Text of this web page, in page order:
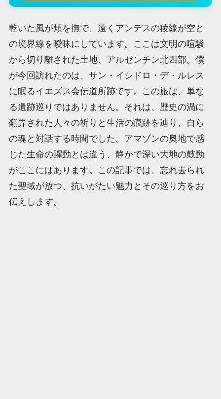
乾いた風が頬を撫で、遠くアンデスの稜線が空と
の境界線を曖昧にしています。ここは文明の喧騒
から切り離された土地、アルゼンチン北西部。僕
が今回訪れたのは、サン・イシドロ・デ・ルレス
に眠るイエズス会伝道所跡です。この旅は、単な
る遺跡巡りではありません。それは、歴史の渦に
翻弄された人々の祈りと生活の痕跡を辿り、自ら
の魂と対話する時間でした。アマゾンの奥地で感
じた生命の躍動とは違う、静かで深い大地の鼓動
がここにはあります。この記事では、忘れ去られ
た聖域が放つ、抗いがたい魅力とその巡り方をお
伝えします。